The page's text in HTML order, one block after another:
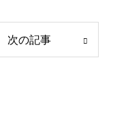
次の記事